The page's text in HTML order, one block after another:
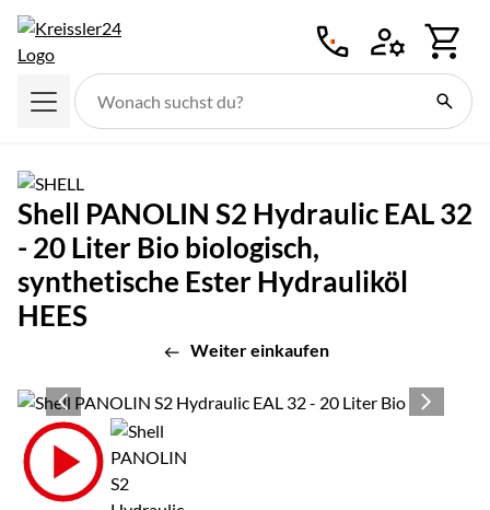
Shell PANOLIN S2 Hydraulic EAL 32
- 20 Liter Bio biologisch,
synthetische Ester Hydrauliköl
HEES
Weiter einkaufen
Produktgalerie
Zur Kaufbox springen